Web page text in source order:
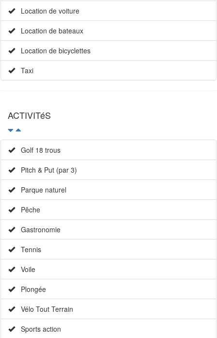
Location de voiture
Location de bateaux
Location de bicyclettes
Taxi
ACTIVITéS
Golf 18 trous
Pitch & Put (par 3)
Parque naturel
Pêche
Gastronomie
Tennis
Voile
Plongée
Vélo Tout Terrain
Sports action